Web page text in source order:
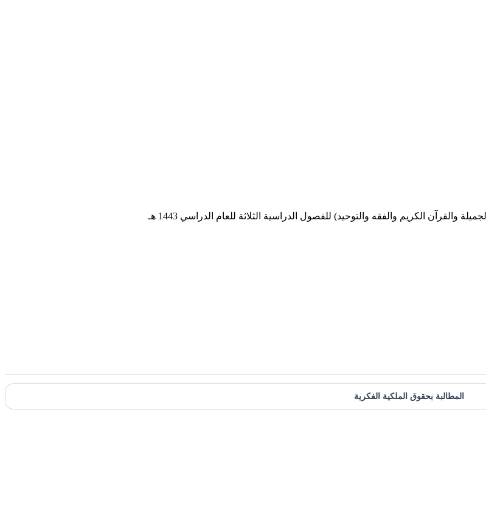
والقرآن الكريم والفقه والتوحيد) للفصول الدراسية الثلاثة للعام الدراسي 1443 هـ
المطالبة بحقوق الملكية الفكرية